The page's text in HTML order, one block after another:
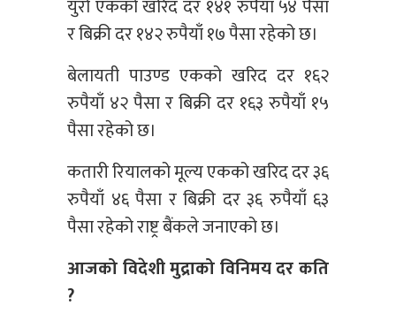
युरो एकको खरिद दर १४१ रुपैयाँ ५४ पैसा
र बिक्री दर १४२ रुपैयाँ १७ पैसा रहेको छ।
बेलायती पाउण्ड एकको खरिद दर १६२
रुपैयाँ ४२ पैसा र बिक्री दर १६३ रुपैयाँ १५
पैसा रहेको छ।
कतारी रियालको मूल्य एकको खरिद दर ३६
रुपैयाँ ४६ पैसा र बिक्री दर ३६ रुपैयाँ ६३
पैसा रहेको राष्ट्र बैंकले जनाएको छ।
आजको विदेशी मुद्राको विनिमय दर कति
?